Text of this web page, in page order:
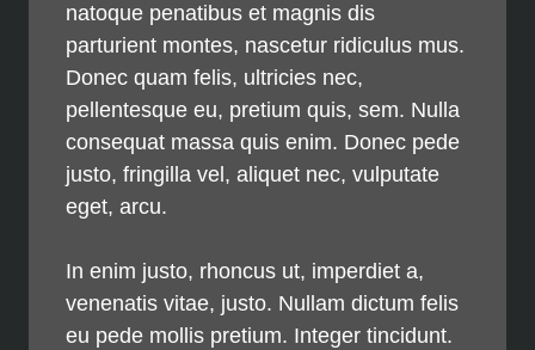
natoque penatibus et magnis dis
parturient montes, nascetur ridiculus mus.
Donec quam felis, ultricies nec,
pellentesque eu, pretium quis, sem. Nulla
consequat massa quis enim. Donec pede
justo, fringilla vel, aliquet nec, vulputate
eget, arcu.
In enim justo, rhoncus ut, imperdiet a,
venenatis vitae, justo. Nullam dictum felis
eu pede mollis pretium. Integer tincidunt.